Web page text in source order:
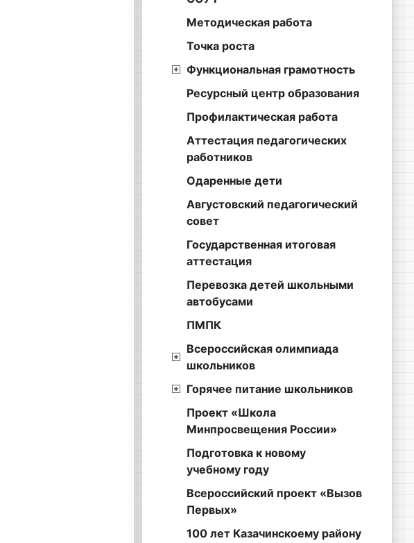
Методическая работа
Точка роста
Функциональная грамотность
Ресурсный центр образования
Профилактическая работа
Аттестация педагогических
работников
Одаренные дети
Августовский педагогический
совет
Государственная итоговая
аттестация
Перевозка детей школьными
автобусами
ПМПК
Всероссийская олимпиада
школьников
Горячее питание школьников
Проект «Школа
Минпросвещения России»
Подготовка к новому
учебному году
Всероссийский проект «Вызов
Первых»
100 лет Казачинскоему району